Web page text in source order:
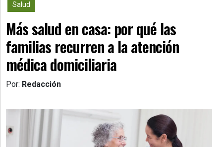
»
Policiales
»
Política
Provincia
»
Salud
Más salud en casa: por qué las
familias recurren a la atención
médica domiciliaria
Por: Redacción